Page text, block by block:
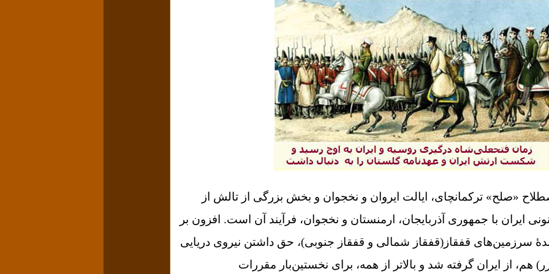
«صلح» ترکمانچای، ایالت ایروان و نخجوان و بخش بزرگی از تالش از
ایران با جمهوری آذربایجان، ارمنستان و نخجوان، فرآیند آن است. افزون بر
سرزمین‌های قفقاز(قفقاز شمالی و قفقاز جنوبی)، حق داشتن نیروی دریایی
هم، از ایران گرفته شد و بالاتر از همه، برای نخستین‌‌بار مقررات